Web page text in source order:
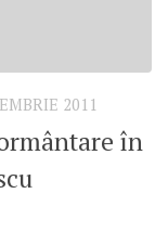
2011
în